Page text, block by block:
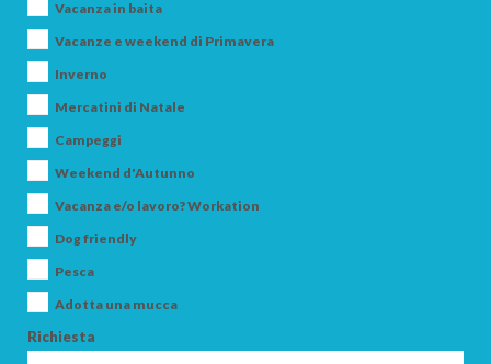
Vacanza in baita
Vacanze e weekend di Primavera
Inverno
Mercatini di Natale
Campeggi
Weekend d'Autunno
Vacanza e/o lavoro? Workation
Dog friendly
Pesca
Adotta una mucca
Richiesta